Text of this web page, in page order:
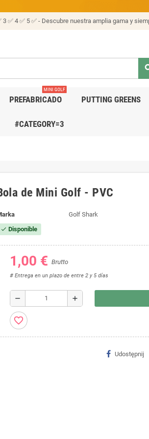
3 ✅ 4 ✅ 5 ✅ - Descubre nuestra amplia gama y
PREFABRICADO
MINI GOLF
PUTTING GREENS
#CATEGORY=3
de Mini Golf - PVC
Golf Shark
check Disponible
1,00 € Brutto
# Entrega en un plazo de entre 2 y 5 días
remove add
favorite_border
Udostępnij